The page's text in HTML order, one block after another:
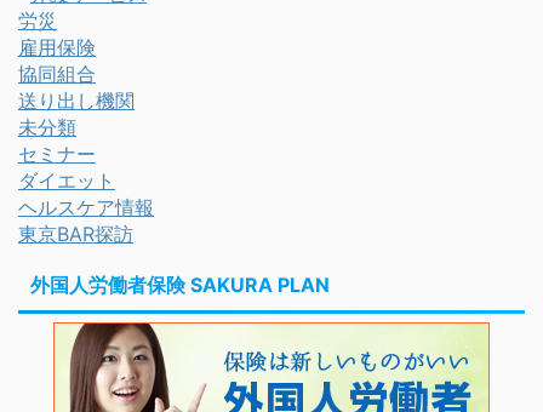
労災
雇用保険
協同組合
送り出し機関
未分類
セミナー
ダイエット
ヘルスケア情報
東京BAR探訪
外国人労働者保険 SAKURA PLAN